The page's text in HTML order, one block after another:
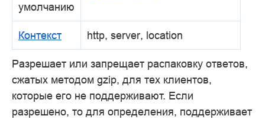
умолчанию
Контекст http, server, location
Разрешает или запрещает распаковку ответов,
сжатых методом gzip, для тех клиентов,
которые его не поддерживают. Если
разрешено, то для определения, поддерживает